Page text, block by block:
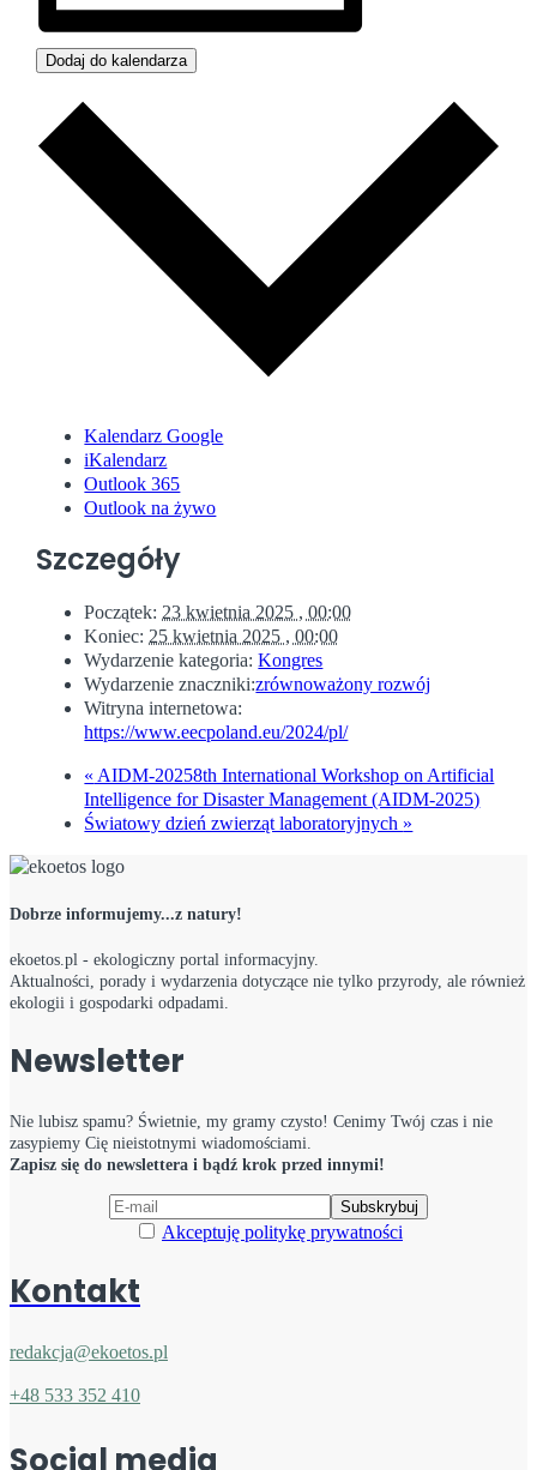
Dodaj do kalendarza
Kalendarz Google
iKalendarz
Outlook 365
Outlook na żywo
Szczegóły
Początek: 23 kwietnia 2025 , 00:00
Koniec: 25 kwietnia 2025 , 00:00
Wydarzenie kategoria: Kongres
Wydarzenie znaczniki:zrównoważony rozwój
Witryna internetowa:
https://www.eecpoland.eu/2024/pl/
« AIDM-20258th International Workshop on Artificial
Intelligence for Disaster Management (AIDM-2025)
Światowy dzień zwierząt laboratoryjnych »
Dobrze informujemy...z natury!
ekoetos.pl - ekologiczny portal informacyjny.
Aktualności, porady i wydarzenia dotyczące nie tylko przyrody, ale również
ekologii i gospodarki odpadami.
Newsletter
Nie lubisz spamu? Świetnie, my gramy czysto! Cenimy Twój czas i nie
zasypiemy Cię nieistotnymi wiadomościami.
Zapisz się do newslettera i bądź krok przed innymi!
Akceptuję politykę prywatności
Kontakt
redakcja@ekoetos.pl
+48 533 352 410
Social media